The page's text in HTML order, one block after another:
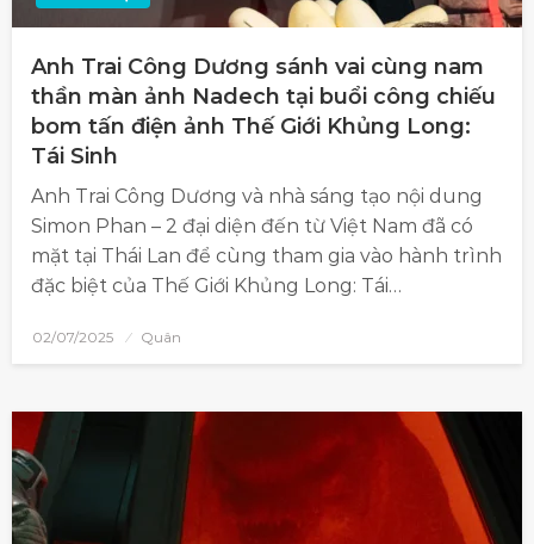
Anh Trai Công Dương sánh vai cùng nam
thần màn ảnh Nadech tại buổi công chiếu
bom tấn điện ảnh Thế Giới Khủng Long:
Tái Sinh
Anh Trai Công Dương và nhà sáng tạo nội dung
Simon Phan – 2 đại diện đến từ Việt Nam đã có
mặt tại Thái Lan để cùng tham gia vào hành trình
đặc biệt của Thế Giới Khủng Long: Tái…
02/07/2025 Quân